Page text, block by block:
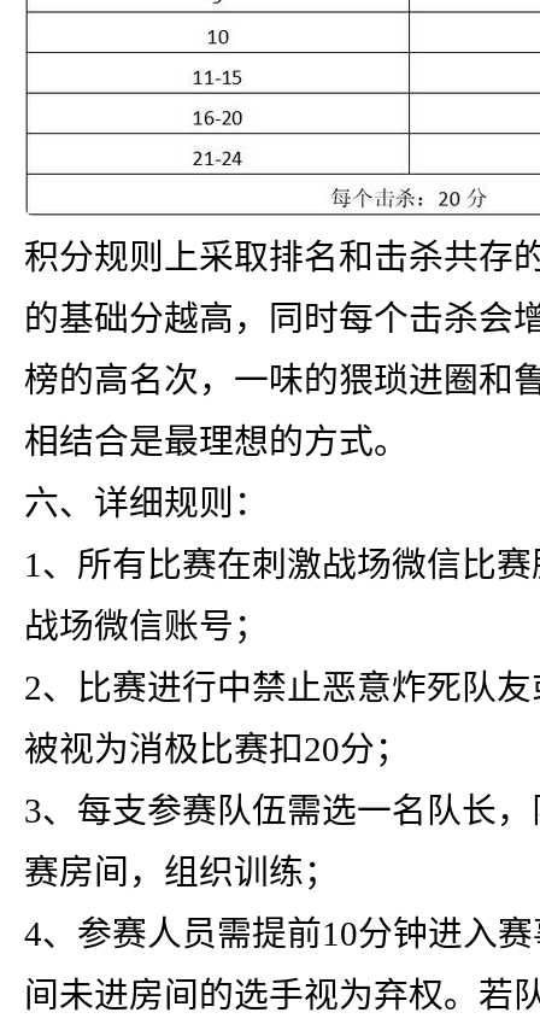
积分规则上采取排名和击杀共存
的基础分越高，同时每个击杀会
榜的高名次，一味的猥琐进圈和
相结合是最理想的方式。
六、详细规则：
1、所有比赛在刺激战场微信比
战场微信账号；
2、比赛进行中禁止恶意炸死队
被视为消极比赛扣20分；
3、每支参赛队伍需选一名队长
赛房间，组织训练；
4、参赛人员需提前10分钟进入
间未进房间的选手视为弃权。若